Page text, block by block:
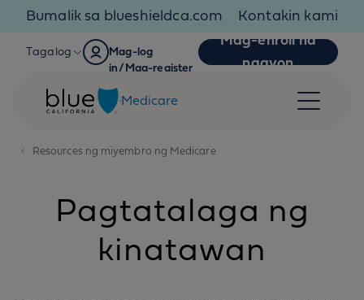
Skip to content
Bumalik sa blueshieldca.com Kontakin kami
Tagalog
Mag-log
in/Mag-register
Mag-enroll na
ngayon
Medicare
Resources ng miyembro ng Medicare
Pagtatalaga ng
kinatawan